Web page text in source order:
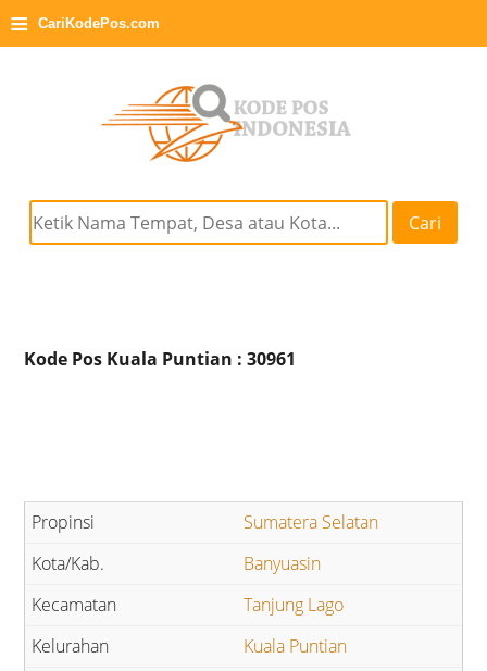
≡ CariKodePos.com
Cari
Kode Pos Kuala Puntian : 30961
Sumatera Selatan
Banyuasin
Tanjung Lago
Kuala Puntian